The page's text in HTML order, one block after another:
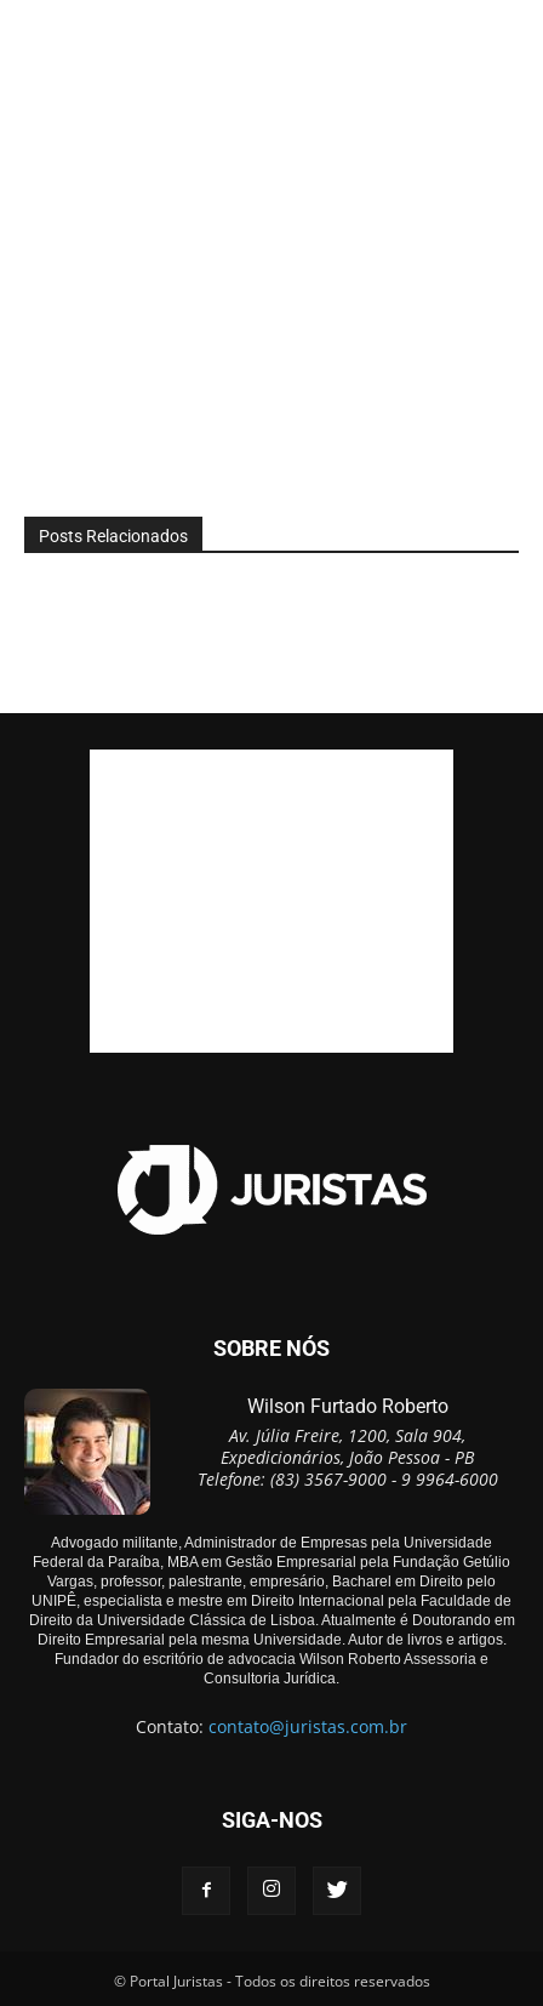
Posts Relacionados
SOBRE NÓS
Wilson Furtado Roberto
Av. Júlia Freire, 1200, Sala 904,
Expedicionários, João Pessoa - PB
Telefone: (83) 3567-9000 - 9 9964-6000
Advogado militante, Administrador de Empresas pela Universidade
Federal da Paraíba, MBA em Gestão Empresarial pela Fundação Getúlio
Vargas, professor, palestrante, empresário, Bacharel em Direito pelo
UNIPÊ, especialista e mestre em Direito Internacional pela Faculdade de
Direito da Universidade Clássica de Lisboa. Atualmente é Doutorando em
Direito Empresarial pela mesma Universidade. Autor de livros e artigos.
Fundador do escritório de advocacia Wilson Roberto Assessoria e
Consultoria Jurídica.
Contato: contato@juristas.com.br
SIGA-NOS
© Portal Juristas - Todos os direitos reservados